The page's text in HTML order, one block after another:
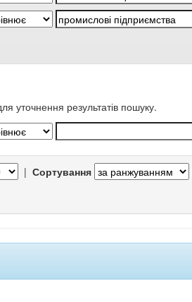
уточнення результатів пошуку.
| Сортування